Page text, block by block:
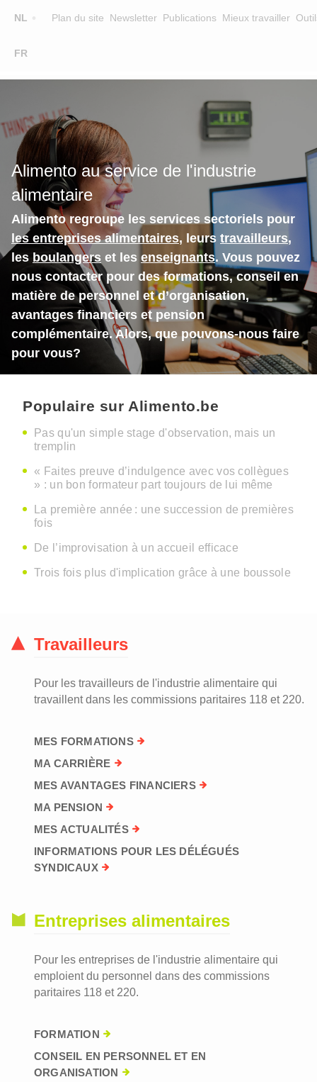
NL
FR
Plan du site Newsletter Publications Mieux travailler
Main
FORMATEURS
SUR ALIMENTO
EQUIPE
CONTACT
Alimento au service de l'industrie
alimentaire
Alimento regroupe les services sectoriels pour
les entreprises alimentaires, leurs travailleurs,
les boulangers et les enseignants. Vous pouvez
nous contacter pour des formations, conseil en
matière de personnel et d’organisation,
avantages financiers et pension
complémentaire. Alors, que pouvons-nous faire
pour vous?
Populaire sur Alimento.be
Pas qu'un simple stage d'observation, mais un
tremplin
« Faites preuve d’indulgence avec vos collègues
» : un bon formateur part toujours de lui même
La première année : une succession de premières
fois
De l’improvisation à un accueil efficace
Trois fois plus d'implication grâce à une boussole
Travailleurs
Pour les travailleurs de l'industrie alimentaire qui
travaillent dans les commissions paritaires 118 et 220.
MES FORMATIONS
MA CARRIÈRE
MES AVANTAGES FINANCIERS
MA PENSION
MES ACTUALITÉS
INFORMATIONS POUR LES DÉLÉGUÉS
SYNDICAUX
Entreprises alimentaires
Pour les entreprises de l'industrie alimentaire qui
emploient du personnel dans des commissions
paritaires 118 et 220.
FORMATION
CONSEIL EN PERSONNEL ET EN
ORGANISATION